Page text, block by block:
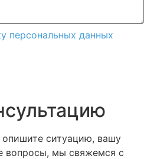
персональных данных
опишите ситуацию, вашу
вопросы, мы свяжемся с